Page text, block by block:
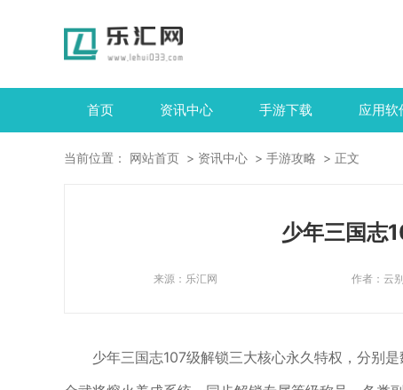
首页 资讯中心 手游下载 应用软
当前位置： 网站首页 资讯中心 手游攻略 正文
少年三国志
来源： 乐汇网 作者： 云别
少年三国志107级解锁三大核心永久特权，分别